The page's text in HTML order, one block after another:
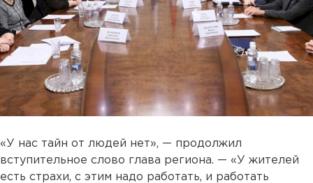
«У нас тайн от людей нет», — продолжил
вступительное слово глава региона. — «У жителей
есть страхи, с этим надо работать, и работать